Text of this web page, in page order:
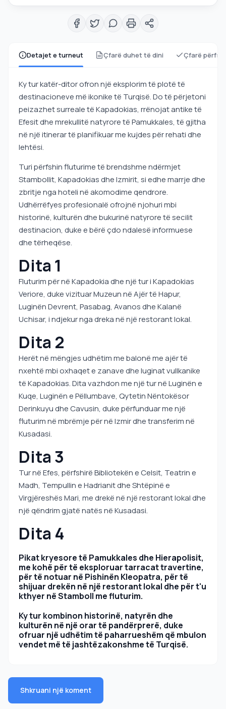
Detajet e turneut Çfarë duhet të dini Çfarë
Ky tur katër-ditor ofron një eksplorim të plotë të
destinacioneve më ikonike të Turqisë. Do të përjetoni
peizazhet surreale të Kapadokias, rrënojat antike të
Efesit dhe mrekullitë natyrore të Pamukkales, të gjitha
në një itinerar të planifikuar me kujdes për rehati dhe
lehtësi.
Turi përfshin fluturime të brendshme ndërmjet
Stambollit, Kapadokias dhe Izmirit, si edhe marrje dhe
zbritje nga hoteli në akomodime qendrore.
Udhërrëfyes profesionalë ofrojnë njohuri mbi
historinë, kulturën dhe bukurinë natyrore të secilit
destinacion, duke e bërë çdo ndalesë informuese
dhe tërheqëse.
Dita 1
Fluturim për në Kapadokia dhe një tur i Kapadokias
Veriore, duke vizituar Muzeun në Ajër të Hapur,
Luginën Devrent, Pasabag, Avanos dhe Kalanë
Uchisar, i ndjekur nga dreka në një restorant lokal.
Dita 2
Herët në mëngjes udhëtim me balonë me ajër të
nxehtë mbi oxhaqet e zanave dhe luginat vullkanike
të Kapadokias. Dita vazhdon me një tur në Luginën e
Kuqe, Luginën e Pëllumbave, Qytetin Nëntokësor
Derinkuyu dhe Cavusin, duke përfunduar me një
fluturim në mbrëmje për në Izmir dhe transferim në
Kusadasi.
Dita 3
Tur në Efes, përfshirë Bibliotekën e Celsit, Teatrin e
Madh, Tempullin e Hadrianit dhe Shtëpinë e
Virgjëreshës Mari, me drekë në një restorant lokal dhe
një qëndrim gjatë natës në Kusadasi.
Dita 4
Pikat kryesore të Pamukkales dhe Hierapolisit,
me kohë për të eksploruar tarracat travertine,
për të notuar në Pishinën Kleopatra, për të
shijuar drekën në një restorant lokal dhe për t'u
kthyer në Stamboll me fluturim.
Ky tur kombinon historinë, natyrën dhe
kulturën në një orar të pandërprerë, duke
ofruar një udhëtim të paharrueshëm që mbulon
vendet më të jashtëzakonshme të Turqisë.
Shkruani një koment